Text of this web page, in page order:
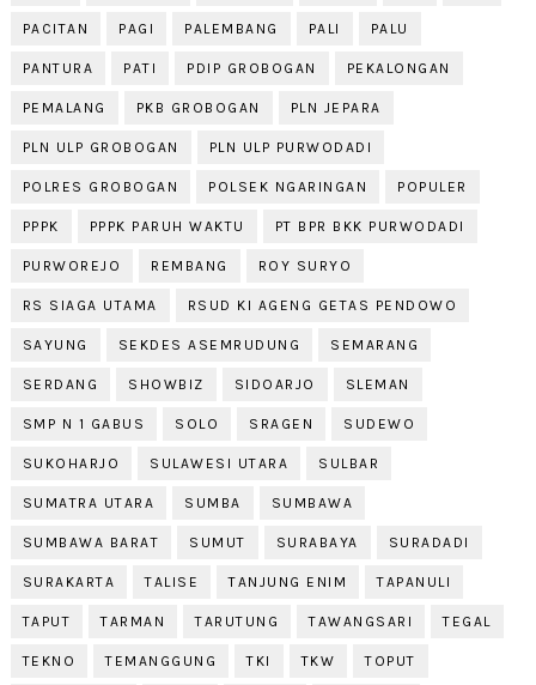
PACITAN PAGI PALEMBANG PALI PALU
PANTURA PATI PDIP GROBOGAN PEKALONGAN
PEMALANG PKB GROBOGAN PLN JEPARA
PLN ULP GROBOGAN PLN ULP PURWODADI
POLRES GROBOGAN POLSEK NGARINGAN POPULER
PPPK PPPK PARUH WAKTU PT BPR BKK PURWODADI
PURWOREJO REMBANG ROY SURYO
RS SIAGA UTAMA RSUD KI AGENG GETAS PENDOWO
SAYUNG SEKDES ASEMRUDUNG SEMARANG
SERDANG SHOWBIZ SIDOARJO SLEMAN
SMP N 1 GABUS SOLO SRAGEN SUDEWO
SUKOHARJO SULAWESI UTARA SULBAR
SUMATRA UTARA SUMBA SUMBAWA
SUMBAWA BARAT SUMUT SURABAYA SURADADI
SURAKARTA TALISE TANJUNG ENIM TAPANULI
TAPUT TARMAN TARUTUNG TAWANGSARI TEGAL
TEKNO TEMANGGUNG TKI TKW TOPUT